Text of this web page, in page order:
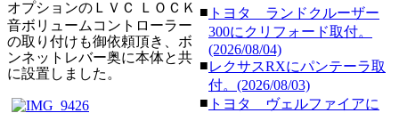
オプションの ＬＶＣ ＬＯＣＫ
音ボリュームコントローラー
の取り付けも御依頼頂き、ボ
ンネットレバー奥に本体と共
に設置しました。
■ トヨタ ランドクルーザー
300にクリフォード取付。
(2026/08/04)
■レクサスRXにパンテーラ取
付。(2026/08/03)
■ トヨタ ヴェルファイアに